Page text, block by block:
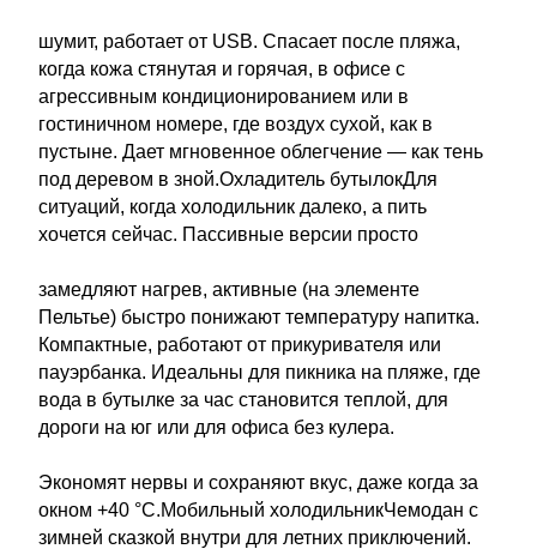
шумит, работает от USB. Спасает после пляжа,
когда кожа стянутая и горячая, в офисе с
агрессивным кондиционированием или в
гостиничном номере, где воздух сухой, как в
пустыне. Дает мгновенное облегчение — как тень
под деревом в зной.Охладитель бутылокДля
ситуаций, когда холодильник далеко, а пить
хочется сейчас. Пассивные версии просто
замедляют нагрев, активные (на элементе
Пельтье) быстро понижают температуру напитка.
Компактные, работают от прикуривателя или
пауэрбанка. Идеальны для пикника на пляже, где
вода в бутылке за час становится теплой, для
дороги на юг или для офиса без кулера.
Экономят нервы и сохраняют вкус, даже когда за
окном +40 °C.Мобильный холодильникЧемодан с
зимней сказкой внутри для летних приключений.